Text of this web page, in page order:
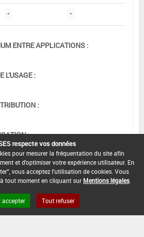
- -
ENTRE APPLICATIONS :
L'USAGE :
:
:
respecte vos données
pour mesurer la fréquentation du site afin
et d'optimiser votre expérience utilisateur. En
vous acceptez l'utilisation de cookies. Vous
tout moment en cliquant sur Mentions légales
accepter Tout refuser